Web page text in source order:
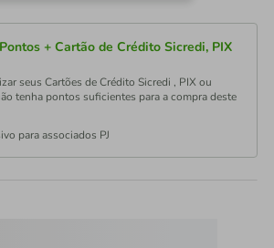
+ Cartão de Crédito Sicredi, PIX
seus Cartões de Crédito Sicredi , PIX ou
tenha pontos suficientes para a compra deste
para associados PJ